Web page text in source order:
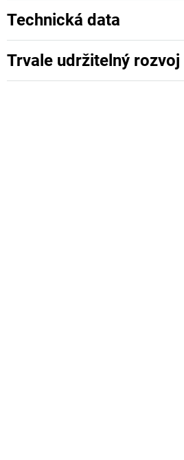
Technická data
Trvale udržitelný rozvoj